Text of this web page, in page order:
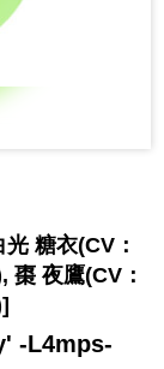
糖衣(CV：
棗 夜鷹(CV：
-L4mps-